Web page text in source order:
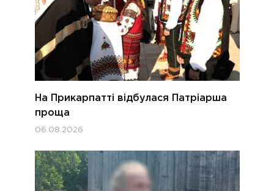
На Прикарпатті відбулася Патріарша
проща
06.08.2026